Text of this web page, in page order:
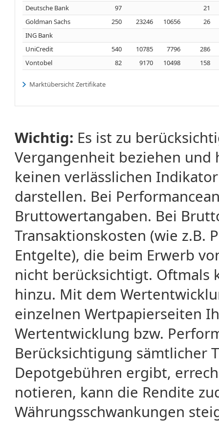
Deutsche Bank
97
21
Goldman Sachs
250 23246 10656
26
ING Bank
UniCredit
540 10785 7796
286
Vontobel
82 9170 10498 158
Marktübersicht Zertifikate
Wichtig: Es ist zu
Vergangenheit beziehen
keinen verlässlichen
darstellen. Bei
Bruttowertangaben. Bei
Transaktionskosten (wie z.B.
Entgelte), die beim Erwerb
nicht berücksichtigt. Oftmals
hinzu. Mit dem
einzelnen Wertpapierseiten
Wertentwicklung bzw.
Berücksichtigung sämtlicher
Depotgebühren ergibt,
notieren, kann die Rendite
Währungsschwankungen